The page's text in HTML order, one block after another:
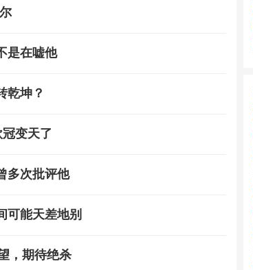
是在嘘他
乾坤？
变天了
多次批评他
可能天差地别
，期待绝杀